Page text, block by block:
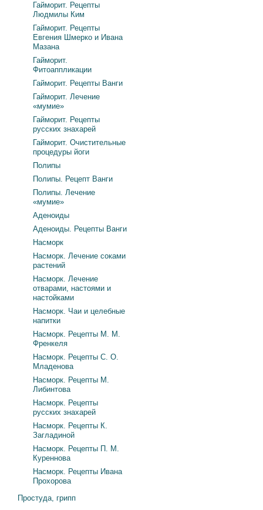
Гайморит. Рецепты
Людмилы Ким
Гайморит. Рецепты
Евгения Шмерко и Ивана
Мазана
Гайморит.
Фитоаппликации
Гайморит. Рецепты Ванги
Гайморит. Лечение
«мумие»
Гайморит. Рецепты
русских знахарей
Гайморит. Очистительные
процедуры йоги
Полипы
Полипы. Рецепт Ванги
Полипы. Лечение
«мумие»
Аденоиды
Аденоиды. Рецепты Ванги
Насморк
Насморк. Лечение соками
растений
Насморк. Лечение
отварами, настоями и
настойками
Насморк. Чаи и целебные
напитки
Насморк. Рецепты М. М.
Френкеля
Насморк. Рецепты С. О.
Младенова
Насморк. Рецепты М.
Либинтова
Насморк. Рецепты
русских знахарей
Насморк. Рецепты К.
Загладиной
Насморк. Рецепты П. М.
Куреннова
Насморк. Рецепты Ивана
Прохорова
Простуда, грипп